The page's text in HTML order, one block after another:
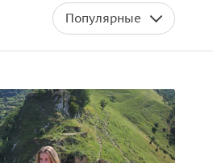
Популярные